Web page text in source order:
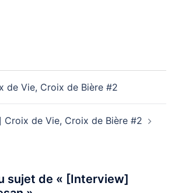
de Vie, Croix de Bière #2
de Vie, Croix de Bière #2
sujet de « [Interview]